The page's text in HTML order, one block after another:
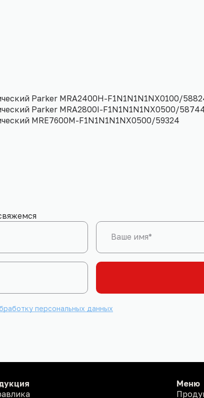
Parker MRA2400H-F1N1N1N1NX0100/
Parker MRA2800I-F1N1N1N1NX0500/
MRE7600M-F1N1N1N1NX0500/59324
Ваше имя*
персональных данных
Меню